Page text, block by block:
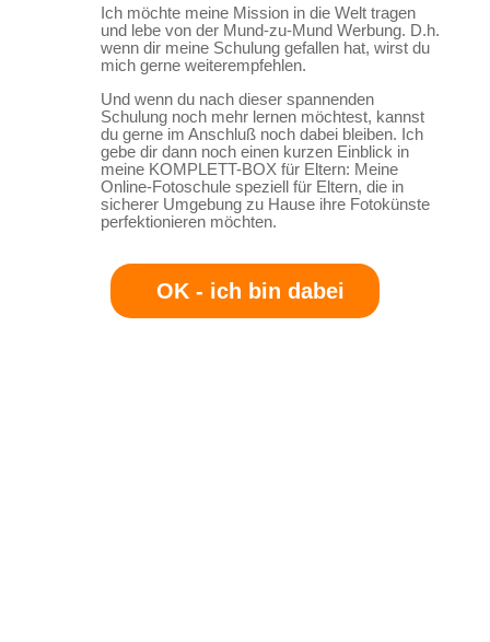
Ich möchte meine Mission in die Welt tragen
und lebe von der Mund-zu-Mund Werbung. D.h.
wenn dir meine Schulung gefallen hat, wirst du
mich gerne weiterempfehlen.
Und wenn du nach dieser spannenden
Schulung noch mehr lernen möchtest, kannst
du gerne im Anschluß noch dabei bleiben. Ich
gebe dir dann noch einen kurzen Einblick in
meine KOMPLETT-BOX für Eltern: Meine
Online-Fotoschule speziell für Eltern, die in
sicherer Umgebung zu Hause ihre Fotokünste
perfektionieren möchten.
OK - ich bin dabei